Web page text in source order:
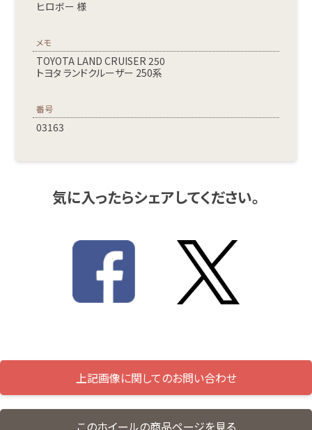
ヒロボー 様
メモ
TOYOTA LAND CRUISER 250
トヨタ ランドクルーザー 250系
番号
03163
気に入ったらシェアしてください。
上記画像に関してのお問い合わせ
このホイールの商品ページを見る